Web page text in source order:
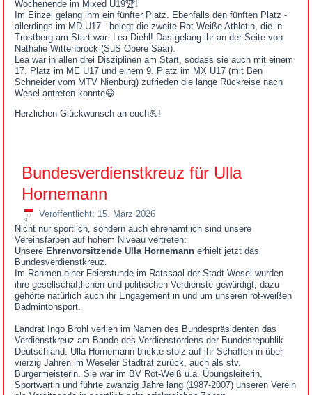
Wochenende im Mixed U19🏆!
Im Einzel gelang ihm ein fünfter Platz. Ebenfalls den fünften Platz -
allerdings im MD U17 - belegt die zweite Rot-Weiße Athletin, die in
Trostberg am Start war: Lea Diehl! Das gelang ihr an der Seite von
Nathalie Wittenbrock (SuS Obere Saar).
Lea war in allen drei Disziplinen am Start, sodass sie auch mit einem
17. Platz im ME U17 und einem 9. Platz im MX U17 (mit Ben
Schneider vom MTV Nienburg) zufrieden die lange Rückreise nach
Wesel antreten konnte😃.
Herzlichen Glückwunsch an euch💪!
Bundesverdienstkreuz für Ulla
Hornemann
Veröffentlicht: 15. März 2026
Nicht nur sportlich, sondern auch ehrenamtlich sind unsere
Vereinsfarben auf hohem Niveau vertreten:
Unsere Ehrenvorsitzende Ulla Hornemann erhielt jetzt das
Bundesverdienstkreuz.
Im Rahmen einer Feierstunde im Ratssaal der Stadt Wesel wurden
ihre gesellschaftlichen und politischen Verdienste gewürdigt, dazu
gehörte natürlich auch ihr Engagement in und um unseren rot-weißen
Badmintonsport.
Landrat Ingo Brohl verlieh im Namen des Bundespräsidenten das
Verdienstkreuz am Bande des Verdienstordens der Bundesrepublik
Deutschland. Ulla Hornemann blickte stolz auf ihr Schaffen in über
vierzig Jahren im Weseler Stadtrat zurück, auch als stv.
Bürgermeisterin. Sie war im BV Rot-Weiß u.a. Übungsleiterin,
Sportwartin und führte zwanzig Jahre lang (1987-2007) unseren Verein